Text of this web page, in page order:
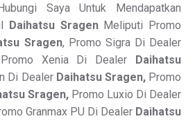
Saya Untuk Mendapatkan
Daihatsu SragenMeliputi Promo
Sragen, Promo Sigra Di Dealer
Xenia Di Dealer Daihatsu
Di Dealer Daihatsu Sragen, Promo
Sragen, Promo Luxio Di Dealer
Granmax PU Di Dealer Daihatsu